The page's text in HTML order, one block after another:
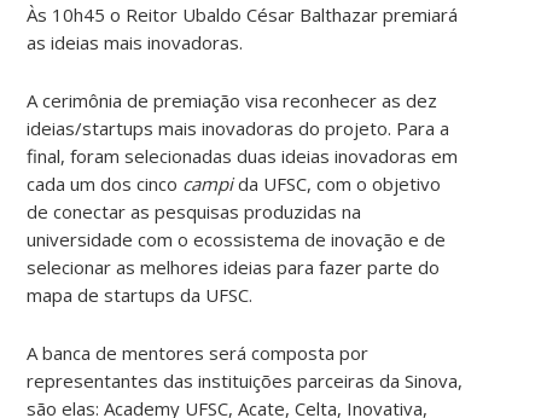
Às 10h45 o Reitor Ubaldo César Balthazar premiará
as ideias mais inovadoras.
A cerimônia de premiação visa reconhecer as dez
ideias/startups mais inovadoras do projeto. Para a
final, foram selecionadas duas ideias inovadoras em
cada um dos cinco campida UFSC, com o objetivo
de conectar as pesquisas produzidas na
universidade com o ecossistema de inovação e de
selecionar as melhores ideias para fazer parte do
mapa de startups da UFSC.
A banca de mentores será composta por
representantes das instituições parceiras da Sinova,
são elas: Academy UFSC, Acate, Celta, Inovativa,